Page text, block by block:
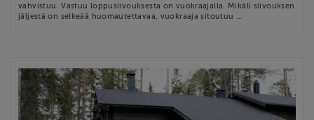
vahvistuu. Vastuu loppusiivouksesta on vuokraajalla. Mikäli siivouksen
jäljestä on selkeää huomautettavaa, vuokraaja sitoutuu …